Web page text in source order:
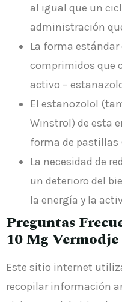
al igual que un
administración
La forma
comprimidos que
activo –
El estanozolol
Winstrol) de esta
forma de pastillas
La necesidad de
un deterioro del
la energía y la
Preguntas
10 Mg Vermodje
Este sitio internet
recopilar información